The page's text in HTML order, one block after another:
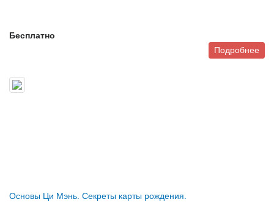
Бесплатно
Подробнее
Основы Ци Мэнь. Секреты карты рождения.